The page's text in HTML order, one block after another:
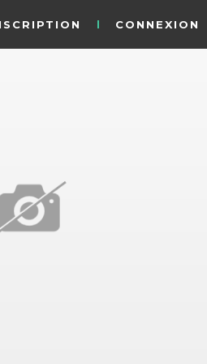
CONNEXION